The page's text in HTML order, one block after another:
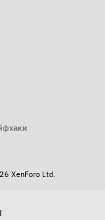
почта
XenForo Ltd.